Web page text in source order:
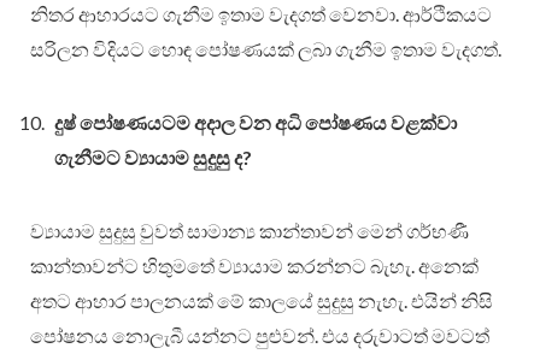
නිතර ආහාරයට ගැනීම ඉතාම වැදගත් වෙනවා. ආර්ථිකයට
සරිලන විදියට හොඳ පෝෂණයක් ලබා ගැනීම ඉතාම වැදගත්.
දුෂ් පෝෂණයටම අදාල වන අධි පෝෂණය වළක්වා
ගැනීමට ව්‍යායාම සුදුසු ද?
ව්‍යායාම සුදුසු වුවත් සාමාන්‍ය කාන්තාවන් මෙන් ගර්භණී
කාන්තාවන්ට හිතුමතේ ව්‍යායාම කරන්නට බැහැ. අනෙක්
අතට ආහාර පාලනයක් මේ කාලයේ සුදුසු නැහැ. එයින් නිසි
පෝෂනය නොලැබී යන්නට පුළුවන්. එය දරුවාටත් මවටත්